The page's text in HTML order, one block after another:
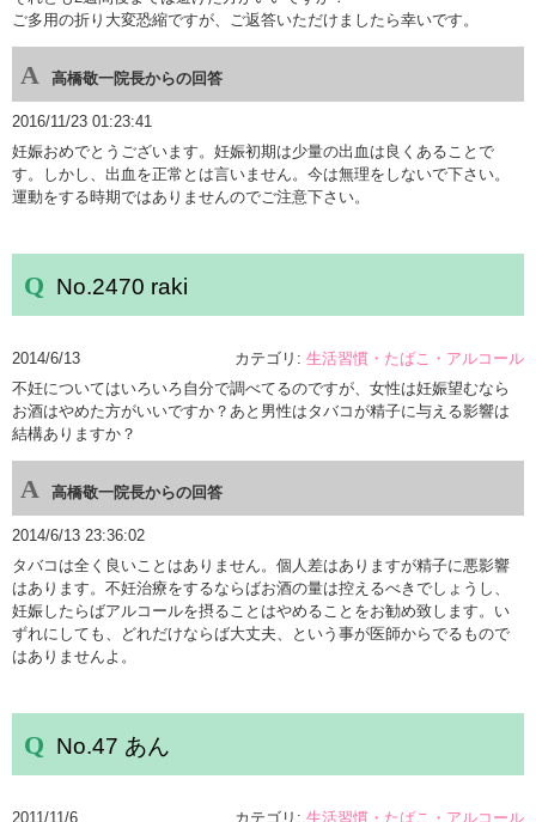
ご多用の折り大変恐縮ですが、ご返答いただけましたら幸いです。
高橋敬一院長からの回答
2016/11/23 01:23:41
妊娠おめでとうございます。妊娠初期は少量の出血は良くあることで
す。しかし、出血を正常とは言いません。今は無理をしないで下さい。
運動をする時期ではありませんのでご注意下さい。
No.2470 raki
カテゴリ: 生活習慣・たばこ・アルコール
2014/6/13
不妊についてはいろいろ自分で調べてるのですが、女性は妊娠望むなら
お酒はやめた方がいいですか？あと男性はタバコが精子に与える影響は
結構ありますか？
高橋敬一院長からの回答
2014/6/13 23:36:02
タバコは全く良いことはありません。個人差はありますが精子に悪影響
はあります。不妊治療をするならばお酒の量は控えるべきでしょうし、
妊娠したらばアルコールを摂ることはやめることをお勧め致します。い
ずれにしても、どれだけならば大丈夫、という事が医師からでるもので
はありませんよ。
No.47 あん
カテゴリ: 生活習慣・たばこ・アルコール
2011/11/6